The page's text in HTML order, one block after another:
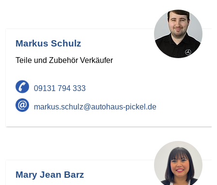
Markus Schulz
Teile und Zubehör Verkäufer
09131 794 333
markus.schulz@autohaus-pickel.de
Mary Jean Barz